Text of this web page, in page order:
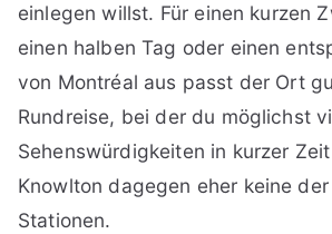
einlegen willst. Für einen kurzen
einen halben Tag oder einen
von Montréal aus passt der Ort
Rundreise, bei der du möglichst
Sehenswürdigkeiten in kurzer
Knowlton dagegen eher keine
Stationen.